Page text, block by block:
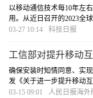
以移动通信技术每10年左
用。从近日召开的2023全
伙伴关于6G的讨论已从分
03-27 10:14 科技日报
工信部对提升移动
体验更顺畅
确保安装时知情同意、实
发《关于进一步提升移动
知》），共提出26条措施
03-15 09:01 人民日报海外